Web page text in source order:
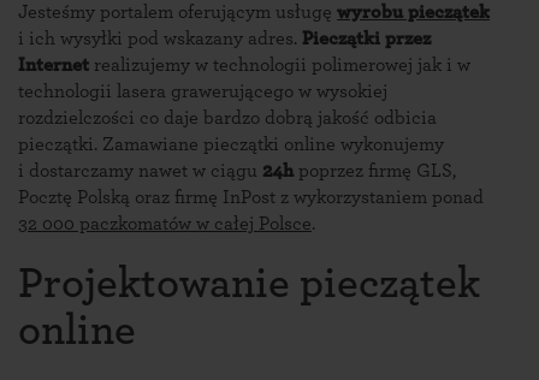
Jesteśmy portalem oferującym usługę wyrobu pieczątek
i ich wysyłki pod wskazany adres. Pieczątki przez
Internet realizujemy w technologii polimerowej jak i w
technologii lasera grawerującego w wysokiej
rozdzielczości co daje bardzo dobrą jakość odbicia
pieczątki. Zamawiane pieczątki online wykonujemy
i dostarczamy nawet w ciągu 24h poprzez firmę GLS,
Pocztę Polską oraz firmę InPost z wykorzystaniem ponad
32 000 paczkomatów w całej Polsce.
Projektowanie pieczątek
online